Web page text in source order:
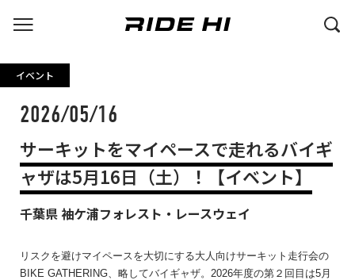
イベント
2026/05/16
サーキットをマイペースで走れるバイギ
ャザは5月16日（土）！【イベント】
千葉県 袖ケ浦フォレスト・レースウェイ
リスクを避けマイペースを大切にする大人向けサーキット走行会の
BIKE GATHERING、略してバイギャザ。2026年度の第２回目は5月